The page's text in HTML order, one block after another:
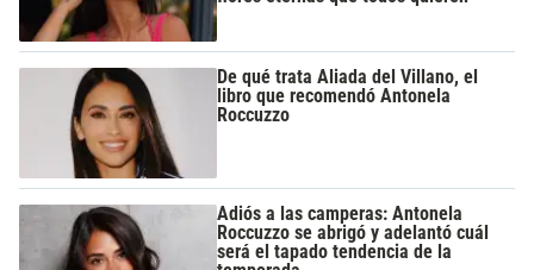
De qué trata Aliada del Villano, el
libro que recomendó Antonela
Roccuzzo
Adiós a las camperas: Antonela
Roccuzzo se abrigó y adelantó cuál
será el tapado tendencia de la